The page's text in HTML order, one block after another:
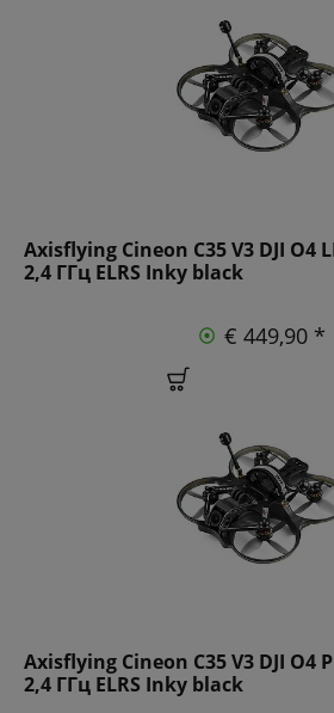
Axisflying Cineon C35 V3 DJI O4
2,4 ГГц ELRS Inky black
€ 449,90 *
Axisflying Cineon C35 V3 DJI O4
2,4 ГГц ELRS Inky black